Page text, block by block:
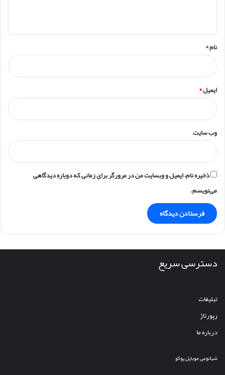
نام*
ایمیل*
وب‌ سایت
ذخیره نام، ایمیل و وبسایت من در مرورگر برای زمانی که دوباره دیدگاهی
می‌نویسم.
دسترسی سریع
تبلیغات
رپورتاژ
درباره ما
شیائومیموبایلپوکو